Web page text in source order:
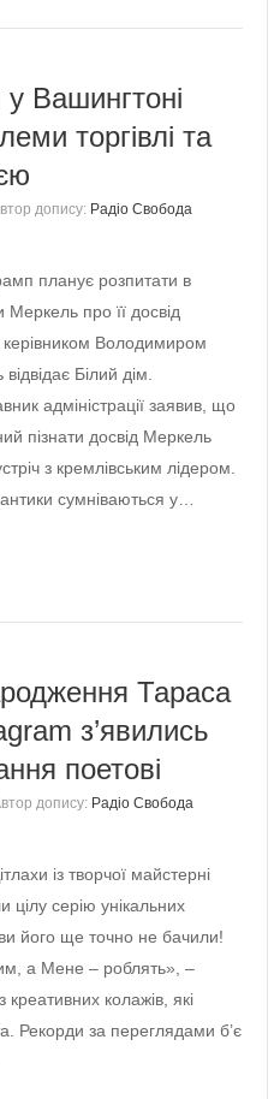
Вашингтоні
торгівлі та
допису: Радіо Свобода
планує розпитати в
про її досвід
керівником Володимиром
Білий дім.
адміністрації заявив, що
пізнати досвід Меркель
з кремлівським лідером.
сумніваються у…
Тараса
з’явились
поетові
допису: Радіо Свобода
із творчої майстерні
цілу серію унікальних
його ще точно не бачили!
а Мене – роблять», –
колажів, які
Рекорди за переглядами б’є